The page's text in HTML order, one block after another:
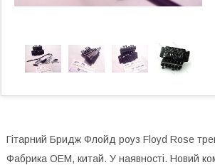
Гітарний Бридж Флойд роуз Floyd Rose
Фабрика ОЕМ, китай. У наявності. Новий